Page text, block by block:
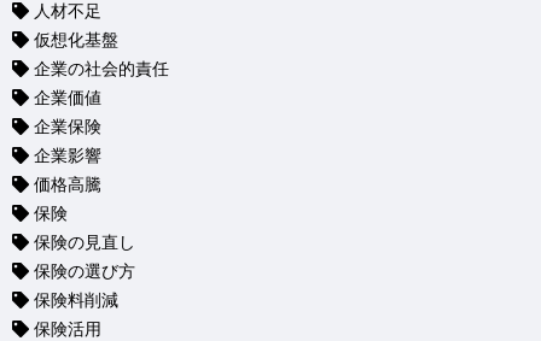
人材不足
仮想化基盤
企業の社会的責任
企業価値
企業保険
企業影響
価格高騰
保険
保険の見直し
保険の選び方
保険料削減
保険活用